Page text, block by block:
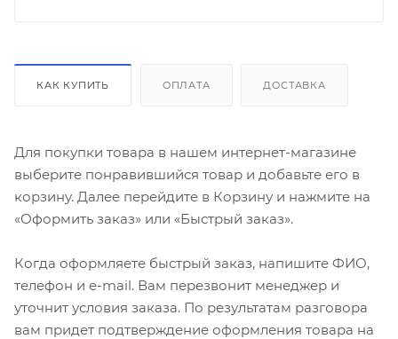
КАК КУПИТЬ ОПЛАТА ДОСТАВКА
Для покупки товара в нашем интернет-магазине
выберите понравившийся товар и добавьте его в
корзину. Далее перейдите в Корзину и нажмите на
«Оформить заказ» или «Быстрый заказ».
Когда оформляете быстрый заказ, напишите ФИО,
телефон и e-mail. Вам перезвонит менеджер и
уточнит условия заказа. По результатам разговора
вам придет подтверждение оформления товара на